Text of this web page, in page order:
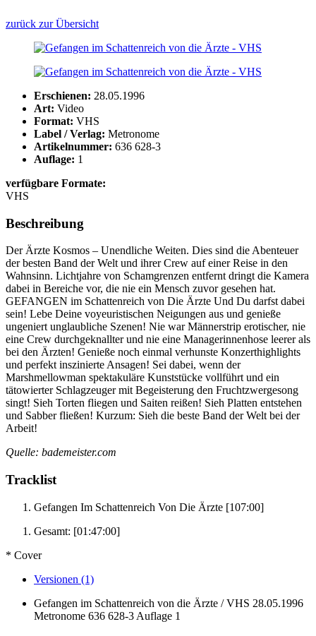
zurück zur Übersicht
Erschienen: 28.05.1996
Art: Video
Format: VHS
Label / Verlag: Metronome
Artikelnummer: 636 628-3
Auflage: 1
verfügbare Formate:
VHS
Beschreibung
Der Ärzte Kosmos – Unendliche Weiten. Dies sind die Abenteuer
der besten Band der Welt und ihrer Crew auf einer Reise in den
Wahnsinn. Lichtjahre von Schamgrenzen entfernt dringt die Kamera
dabei in Bereiche vor, die nie ein Mensch zuvor gesehen hat.
GEFANGEN im Schattenreich von Die Ärzte Und Du darfst dabei
sein! Lebe Deine voyeuristischen Neigungen aus und genieße
ungeniert unglaubliche Szenen! Nie war Männerstrip erotischer, nie
eine Crew durchgeknallter und nie eine Managerinnenhose leerer als
bei den Ärzten! Genieße noch einmal verhunste Konzerthighlights
und perfekt inszinierte Ansagen! Sei dabei, wenn der
Marshmellowman spektakuläre Kunststücke vollführt und ein
tätowierter Schlagzeuger mit Begeisterung den Fruchtzwergesong
singt! Sieh Torten fliegen und Saiten reißen! Sieh Platten entstehen
und Sabber fließen! Kurzum: Sieh die beste Band der Welt bei der
Arbeit!
Quelle: bademeister.com
Tracklist
Gefangen Im Schattenreich Von Die Ärzte [107:00]
Gesamt: [01:47:00]
* Cover
Versionen (1)
Gefangen im Schattenreich von die Ärzte / VHS 28.05.1996
Metronome 636 628-3 Auflage 1